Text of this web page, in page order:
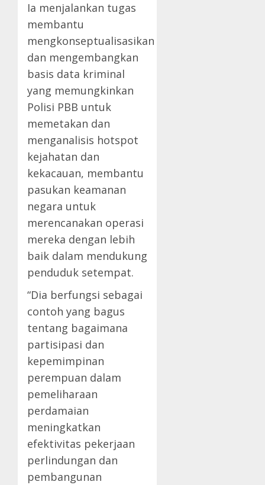
Ia menjalankan tugas
membantu
mengkonseptualisasikan
dan mengembangkan
basis data kriminal
yang memungkinkan
Polisi PBB untuk
memetakan dan
menganalisis hotspot
kejahatan dan
kekacauan, membantu
pasukan keamanan
negara untuk
merencanakan operasi
mereka dengan lebih
baik dalam mendukung
penduduk setempat.
“Dia berfungsi sebagai
contoh yang bagus
tentang bagaimana
partisipasi dan
kepemimpinan
perempuan dalam
pemeliharaan
perdamaian
meningkatkan
efektivitas pekerjaan
perlindungan dan
pembangunan